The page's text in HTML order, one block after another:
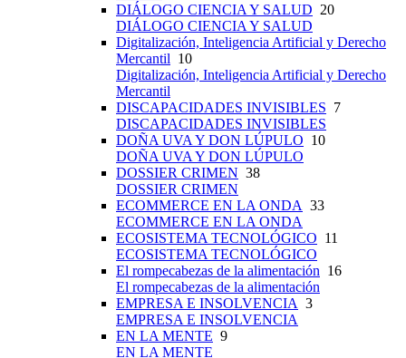
DIÁLOGO CIENCIA Y SALUD 20
DIÁLOGO CIENCIA Y SALUD
Digitalización, Inteligencia Artificial y Derecho
Mercantil 10
Digitalización, Inteligencia Artificial y Derecho
Mercantil
DISCAPACIDADES INVISIBLES 7
DISCAPACIDADES INVISIBLES
DOÑA UVA Y DON LÚPULO 10
DOÑA UVA Y DON LÚPULO
DOSSIER CRIMEN 38
DOSSIER CRIMEN
ECOMMERCE EN LA ONDA 33
ECOMMERCE EN LA ONDA
ECOSISTEMA TECNOLÓGICO 11
ECOSISTEMA TECNOLÓGICO
El rompecabezas de la alimentación 16
El rompecabezas de la alimentación
EMPRESA E INSOLVENCIA 3
EMPRESA E INSOLVENCIA
EN LA MENTE 9
EN LA MENTE